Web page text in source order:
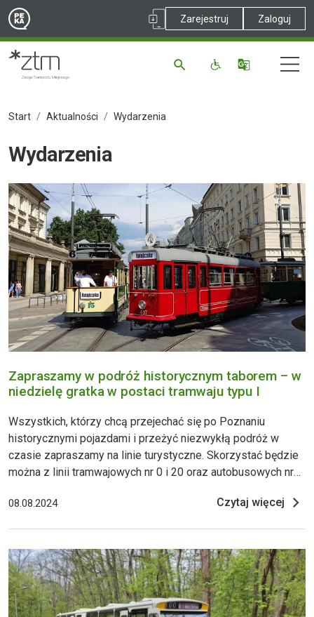
Zarejestruj Zaloguj
Start Aktualności Wydarzenia
Wydarzenia
Zapraszamy w podróż historycznym taborem – w
niedzielę gratka w postaci tramwaju typu I
Wszystkich, którzy chcą przejechać się po Poznaniu
historycznymi pojazdami i przeżyć niezwykłą podróż w
czasie zapraszamy na linie turystyczne. Skorzystać będzie
można z linii tramwajowych nr 0 i 20 oraz autobusowych nr
silnikowego Bergische Stahlindustrie Typu I, które były
08.08.2024 Czytaj więcej